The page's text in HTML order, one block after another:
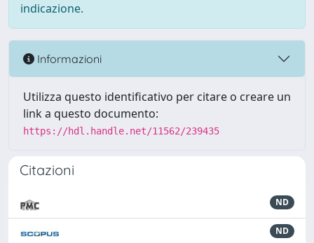
indicazione.
Informazioni
Utilizza questo identificativo per citare o creare un
link a questo documento:
https://hdl.handle.net/11562/239435
Citazioni
ND
ND